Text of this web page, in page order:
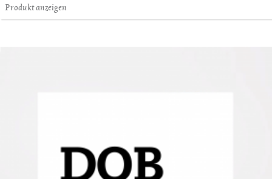
Produkt anzeigen